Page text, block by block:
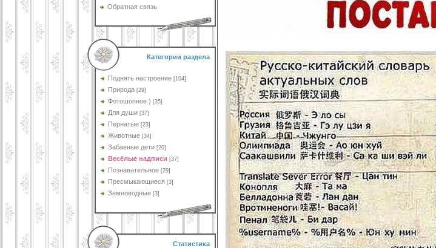
Обратная связь
Категории раздела
Поднять настроение [104]
Природа [29]
Фотошопное ) [35]
Для души [37]
Пернатые [23]
Животные [34]
Забавные дети [20]
Весёлые надписи [37]
Познавательное [29]
Пресмыкающиеся [3]
Земноводные [3]
Статистика